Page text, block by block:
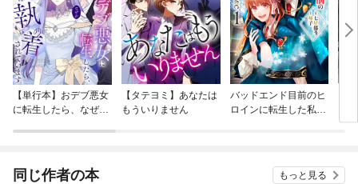
【単行本】おデブ悪女
に転生したら、なぜか
【タテヨミ】あなたは
もういりません
バッドエンド目前のヒ
ロインに転生した私、
同じ作者の本 もっと見る